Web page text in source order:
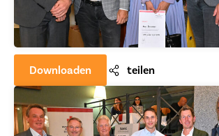
Downloaden teilen